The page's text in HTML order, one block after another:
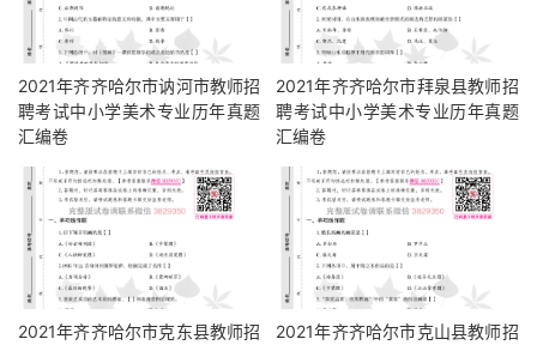
2021年齐齐哈尔市讷河市教师招
聘考试中小学美术专业历年真题
汇编卷
2021年齐齐哈尔市拜泉县教师招
聘考试中小学美术专业历年真题
汇编卷
2021年齐齐哈尔市克东县教师招
2021年齐齐哈尔市克山县教师招